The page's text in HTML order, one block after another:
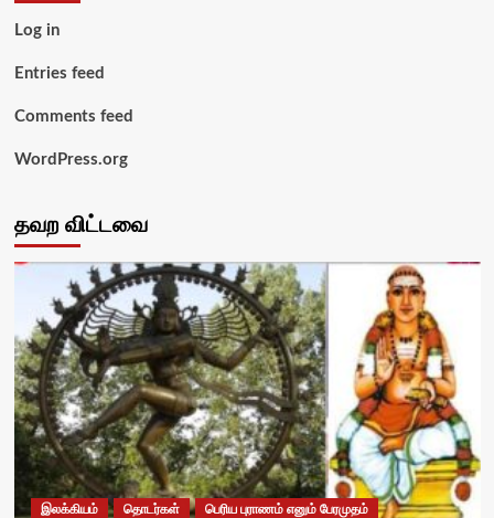
Log in
Entries feed
Comments feed
WordPress.org
தவற விட்டவை
இலக்கியம் தொடர்கள் பெரிய புராணம் எனும் பேரமுதம்